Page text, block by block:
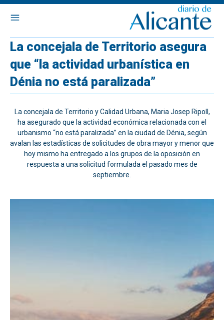
La concejala de Territorio asegura
que “la actividad urbanística en
Dénia no está paralizada”
La concejala de Territorio y Calidad Urbana, Maria Josep Ripoll,
ha asegurado que la actividad económica relacionada con el
urbanismo “no está paralizada” en la ciudad de Dénia, según
avalan las estadísticas de solicitudes de obra mayor y menor que
hoy mismo ha entregado a los grupos de la oposición en
respuesta a una solicitud formulada el pasado mes de
septiembre.